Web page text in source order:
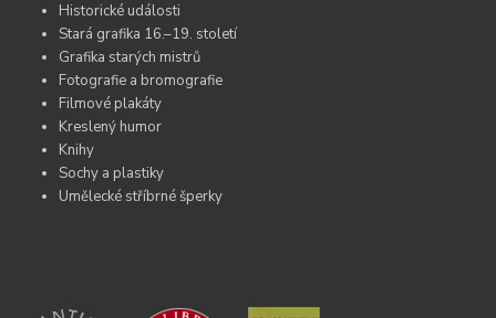
Historické události
Stará grafika 16.–19. století
Grafika starých mistrů
Fotografie a bromografie
Filmové plakáty
Kreslený humor
Knihy
Sochy a plastiky
Umělecké stříbrné šperky